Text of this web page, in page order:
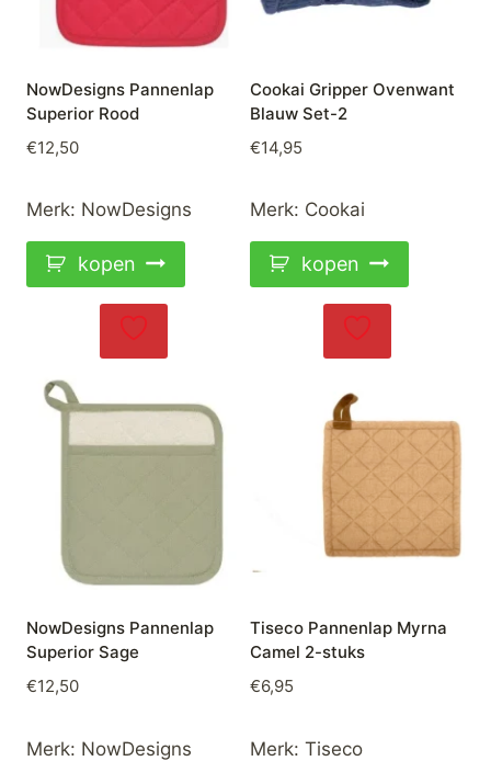
NowDesigns Pannenlap
Superior Rood
€12,50
Merk: NowDesigns
kopen
Cookai Gripper Ovenwant
Blauw Set-2
€14,95
Merk: Cookai
kopen
NowDesigns Pannenlap
Superior Sage
€12,50
Merk: NowDesigns
Tiseco Pannenlap Myrna
Camel 2-stuks
€6,95
Merk: Tiseco